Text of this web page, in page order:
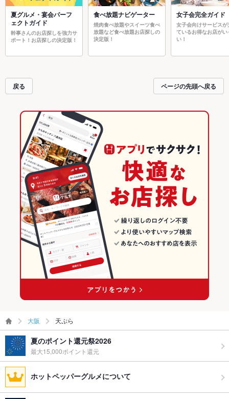
夏グルメ・宴会パーフ
ェクトガイド
幹事さんのお店探しを強力サ
ポート！お店探しの決定版！
食べ放題ナビゲーター
焼肉食べ放題やスイーツ食べ
放題など食べ放題お店探しの
決定版！
女子会完全ガイド
女子会向けサービスが
ているお得なお店がい
い！
戻る ページの先頭へ戻る
大阪 天ぷら
夏のポイント還元祭2026
最大15,000ポイント還元
ホットペッパーグルメについて